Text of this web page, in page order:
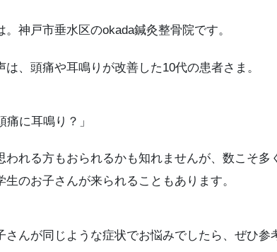
。神戸市垂水区のokada鍼灸整骨院です。
は、頭痛や耳鳴りが改善した10代の患者さま。
痛に耳鳴り？」
われる方もおられるかも知れませんが、数こそ
生のお子さんが来られることもあります。
さんが同じような症状でお悩みでしたら、ぜひ参